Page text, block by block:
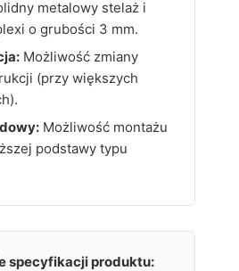
metalowy stelaż i
o grubości 3 mm.
Możliwość zmiany
(przy większych
Możliwość montażu
podstawy typu
specyfikacji produktu: